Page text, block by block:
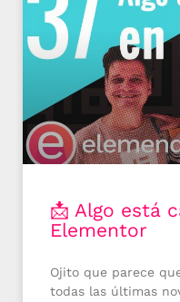
📩 Algo está
Elementor
Ojito que parece
todas las últimas